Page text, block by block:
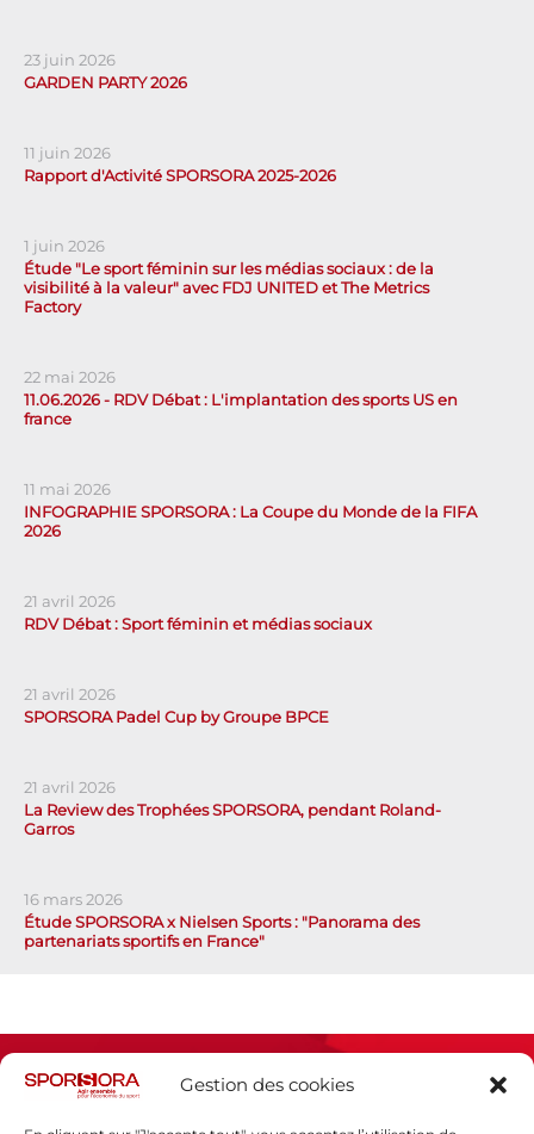
Gestion des cookies
23 juin 2026
GARDEN PARTY 2026
11 juin 2026
Rapport d'Activité SPORSORA 2025-2026
1 juin 2026
Étude "Le sport féminin sur les médias sociaux : de la
visibilité à la valeur" avec FDJ UNITED et The Metrics
Factory
22 mai 2026
11.06.2026 - RDV Débat : L'implantation des sports US en
france
11 mai 2026
INFOGRAPHIE SPORSORA : La Coupe du Monde de la FIFA
2026
21 avril 2026
RDV Débat : Sport féminin et médias sociaux
21 avril 2026
SPORSORA Padel Cup by Groupe BPCE
21 avril 2026
La Review des Trophées SPORSORA, pendant Roland-
Garros
16 mars 2026
Étude SPORSORA x Nielsen Sports : "Panorama des
partenariats sportifs en France"